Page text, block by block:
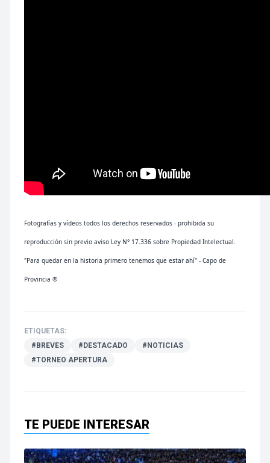
Fotografías y vídeos todos los derechos reservados - prohibida su
reproducción sin previo aviso Ley N° 17.336 sobre Propiedad Intelectual.
"Para quedar en la historia primero tenemos que estar ahí" - Capo de
Provincia ®
ETIQUETAS:
#BREVES
#DESTACADO
#NOTICIAS
#TORNEO APERTURA
TE PUEDE INTERESAR